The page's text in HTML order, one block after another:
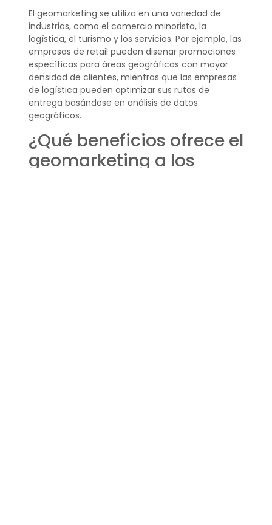
El geomarketing se utiliza en una variedad de
industrias, como el comercio minorista, la
logística, el turismo y los servicios. Por ejemplo, las
empresas de retail pueden diseñar promociones
específicas para áreas geográficas con mayor
densidad de clientes, mientras que las empresas
de logística pueden optimizar sus rutas de
entrega basándose en análisis de datos
geográficos.
¿Qué beneficios ofrece el
geomarketing a los